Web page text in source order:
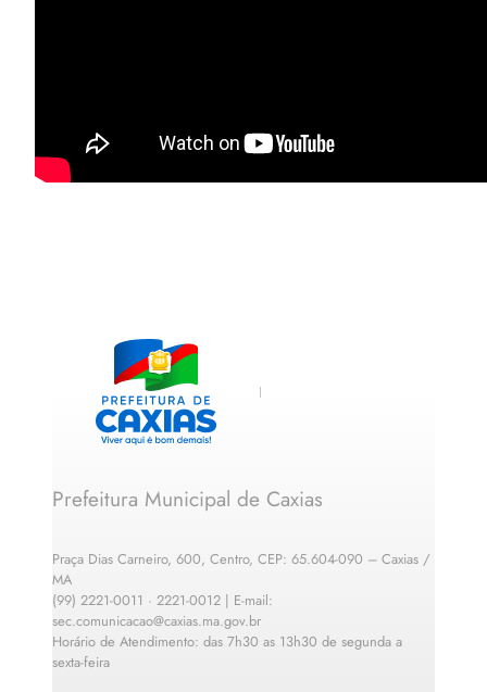
Prefeitura Municipal de Caxias
Praça Dias Carneiro, 600, Centro, CEP: 65.604-090 – Caxias /
MA
(99) 2221-0011 · 2221-0012 | E-mail:
sec.comunicacao@caxias.ma.gov.br
Horário de Atendimento: das 7h30 as 13h30 de segunda a
sexta-feira